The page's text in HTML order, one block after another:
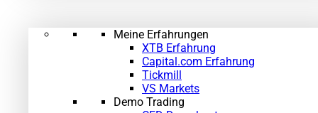
Meine Erfahrungen
XTB Erfahrung
Capital.com Erfahrung
Tickmill
VS Markets
Demo Trading